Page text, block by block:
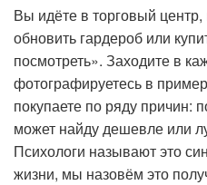
Вы идёте в торговый центр,
обновить гардероб или
посмотреть». Заходите в
фотографируетесь в
покупаете по ряду причин:
может найду дешевле или
Психологи называют это
жизни, мы назовём это